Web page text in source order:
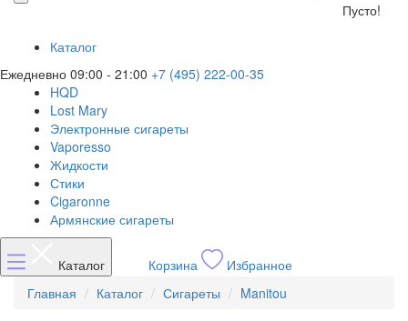
Пусто!
Каталог
Ежедневно 09:00 - 21:00 +7 (495) 222-00-35
HQD
Lost Mary
Электронные сигареты
Vaporesso
Жидкости
Стики
Cigaronne
Армянские сигареты
Каталог Корзина
Избранное
Главная
Каталог Сигареты Manitou